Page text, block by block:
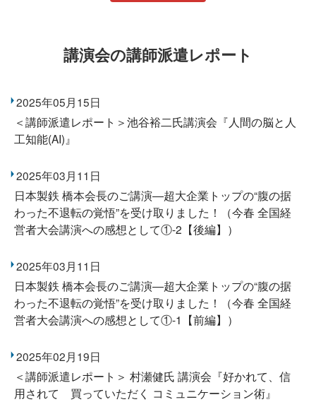
講演会の講師派遣レポート
2025年05月15日
＜講師派遣レポート＞池谷裕二氏講演会『人間の脳と人
工知能(AI)』
2025年03月11日
日本製鉄 橋本会長のご講演―超大企業トップの“腹の据
わった不退転の覚悟”を受け取りました！（今春 全国経
営者大会講演への感想として①-2【後編】）
2025年03月11日
日本製鉄 橋本会長のご講演―超大企業トップの“腹の据
わった不退転の覚悟”を受け取りました！（今春 全国経
営者大会講演への感想として①-1【前編】）
2025年02月19日
＜講師派遣レポート＞ 村瀬健氏 講演会『好かれて、信
用されて 買っていただく コミュニケーション術』